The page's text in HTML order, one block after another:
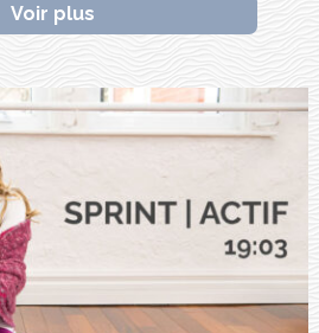
Voir plus